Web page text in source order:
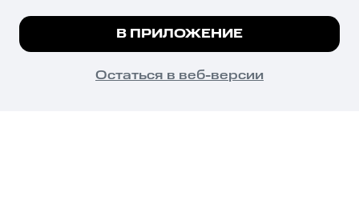
психотропных веществ, их аналогов причиняет вред здоровью,
их незаконный оборот запрещён и влечёт установленную
законодательством ответственность.
© 2026 ООО «КИОН».
Все права защищены
Мы используем куки, чтобы на сайте все
Подробнее
ПОНЯТНО
В ПРИЛОЖЕНИЕ
Остаться в веб-версии